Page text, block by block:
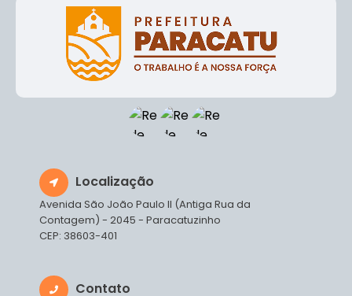
Localização
Avenida São João Paulo II (Antiga Rua da
Contagem) - 2045 - Paracatuzinho
CEP: 38603-401
Contato